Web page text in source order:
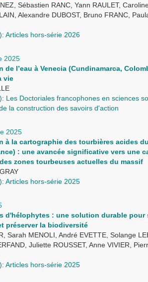
Sébastien RANC, Yann RAULET,
Alexandre DUBOST, Bruno FRANC,
Articles hors-série 2026
2025
de l’eau à Venecia (Cundinamarca,
vie
Les Doctoriales francophones en sciences
la construction des savoirs d'action
2025
à la cartographie des tourbières acides
: une avancée significative vers une
zones tourbeuses actuelles du massif
Articles hors-série 2025
d'hélophytes : une solution durable pour
préserver la biodiversité
Sarah MENOLI, André EVETTE, Solange
Juliette ROUSSET, Anne VIVIER,
Articles hors-série 2025